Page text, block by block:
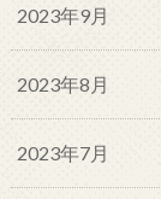
2023年9月
2023年8月
2023年7月